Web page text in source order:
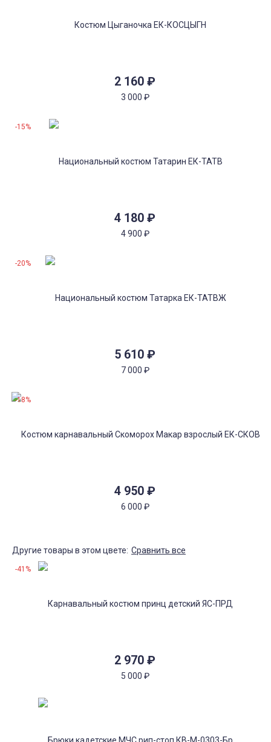
2 160 ₽
3 000 ₽
4 180 ₽
4 900 ₽
-15%
5 610 ₽
7 000 ₽
-20%
4 950 ₽
6 000 ₽
-18%
Другие товары в этом цвете: Сравнить все
2 970 ₽
5 000 ₽
-41%